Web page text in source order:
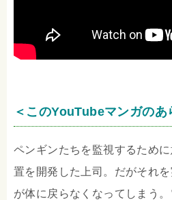
＜このYouTubeマンガのあ
ペンギンたちを監視するため
置を開発した上司。だがそれ
が体に戻らなくなってしまう